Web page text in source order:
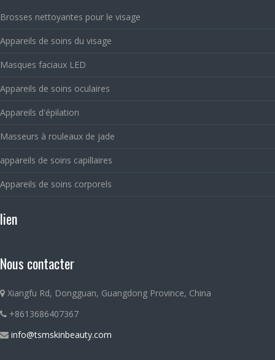
Brosses nettoyantes pour le visage
Appareils de soins du visage
Masques faciaux LED
Appareils de soins oculaires
Appareils d'épilation
Masseurs à rouleaux de jade
appareils de soins capillaires
Appareils de soins corporels
lien
Nous contacter
Xiangfu Rd, Dongguan, Guangdong Province, China
+8613686407367
info@tsmskinbeauty.com